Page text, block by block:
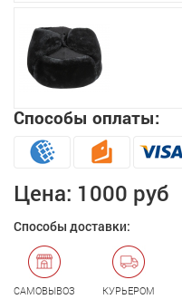
Способы оплаты:
Цена: 1000 руб
Способы доставки:
САМОВЫВОЗ КУРЬЕРОМ